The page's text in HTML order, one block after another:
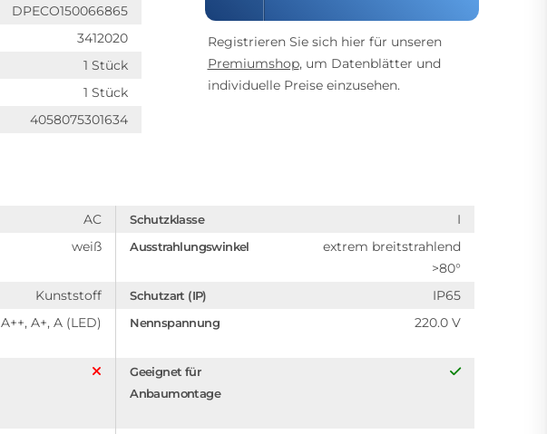
DPECO150066865
3412020
1 Stück
1 Stück
4058075301634
Registrieren Sie sich hier für unseren
Premiumshop, um Datenblätter und
individuelle Preise einzusehen.
AC Schutzklasse I
weiß Ausstrahlungswinkel
extrem breitstrahlend
>80°
Kunststoff Schutzart (IP) IP65
A++, A+, A (LED) Nennspannung 220.0 V
Geeignet für
Anbaumontage